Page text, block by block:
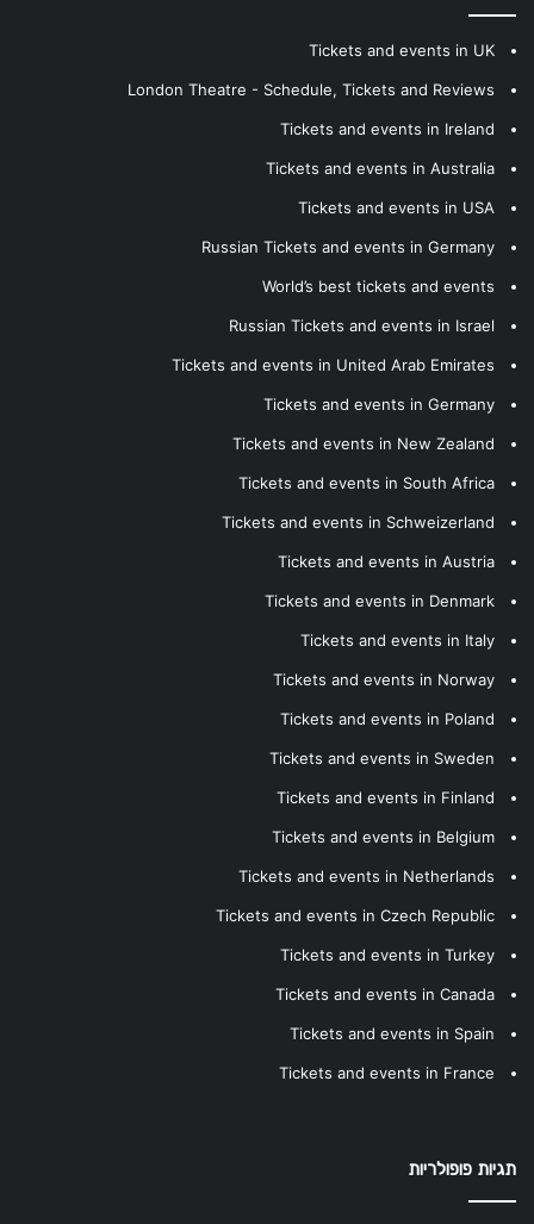
Tickets and events in UK
London Theatre - Schedule, Tickets and Reviews
Tickets and events in Ireland
Tickets and events in Australia
Tickets and events in USA
Russian Tickets and events in Germany
World’s best tickets and events
Russian Tickets and events in Israel
Tickets and events in United Arab Emirates
Tickets and events in Germany
Tickets and events in New Zealand
Tickets and events in South Africa
Tickets and events in Schweizerland
Tickets and events in Austria
Tickets and events in Denmark
Tickets and events in Italy
Tickets and events in Norway
Tickets and events in Poland
Tickets and events in Sweden
Tickets and events in Finland
Tickets and events in Belgium
Tickets and events in Netherlands
Tickets and events in Czech Republic
Tickets and events in Turkey
Tickets and events in Canada
Tickets and events in Spain
Tickets and events in France
תגיות פופולריות